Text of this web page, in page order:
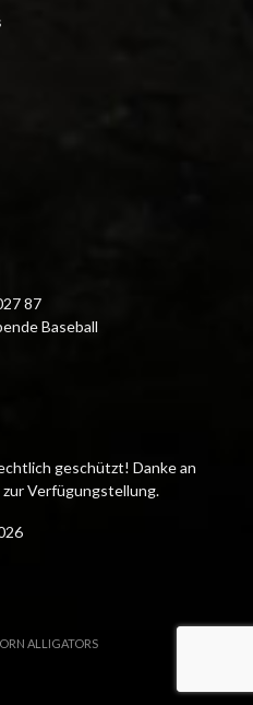
87
Baseball
geschützt! Danke an
zur Verfügungstellung.
ALLIGATORS